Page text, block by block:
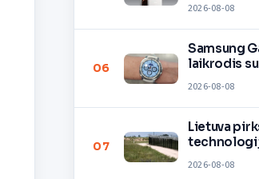
2026-08-08
06
Samsung
laikrodis
2026-08-08
07
Lietuva
2026-08-08